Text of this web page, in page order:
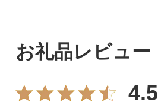
お礼品レビュー
4.5